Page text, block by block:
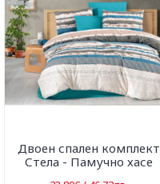
Двоен спален комплект
Стела - Памучно хасе